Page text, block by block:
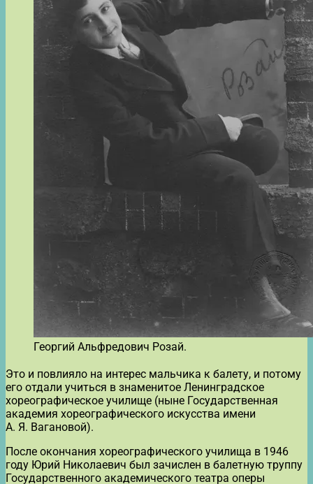
Георгий Альфредович Розай.
Это и повлияло на интерес мальчика к балету, и потому
его отдали учиться в знаменитое Ленинградское
хореографическое училище (ныне Государственная
академия хореографического искусства имени
А. Я. Вагановой).
После окончания хореографического училища в 1946
году Юрий Николаевич был зачислен в балетную труппу
Государственного академического театра оперы